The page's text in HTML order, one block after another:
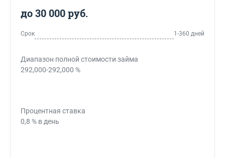
до 30 000 руб.
Срок 1-360 дней
Диапазон полной стоимости займа
292,000-292,000 %
Процентная ставка
0,8 % в день